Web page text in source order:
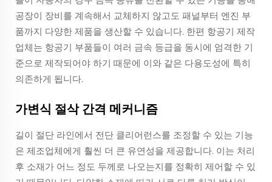
공장이 장비를 계속해서 교체하지 않고도 패널부터 엔진 부
품까지 다양한 제품을 생산할 수 있습니다. 한편 항공기 제작
업체는 항공기 부품들이 여러 금속 등급을 동시에 엄격한 기
준으로 제작되어야 하기 때문에 이와 같은 다용도성에 특히
의존하게 됩니다.
가변식 절삭 간격 메커니즘
길이 절단 라인에서 전단 클리어런스를 조정할 수 있는 기능
은 제조업체에게 훨씬 더 큰 유연성을 제공합니다. 이는 처리
후 소재가 어느 정도 두께로 나오는지를 정확히 제어할 수 있